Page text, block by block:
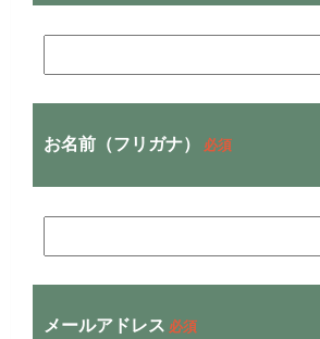
お名前（フリガナ） 必須
メールアドレス 必須